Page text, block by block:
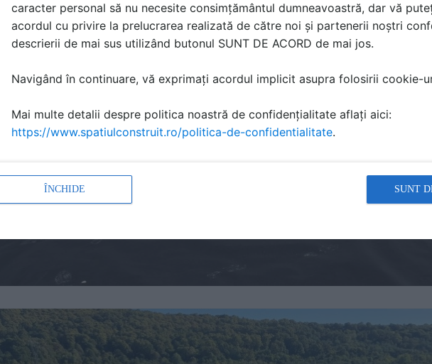
caracter personal să nu necesite consimțământul dumneavoastră, dar vă
acordul cu privire la prelucrarea realizată de către noi și partenerii noștri
descrierii de mai sus utilizând butonul SUNT DE ACORD de mai jos.
Navigând în continuare, vă exprimați acordul implicit asupra folosirii cookie-
Mai multe detalii despre politica noastră de confidențialitate aflați aici:
https://www.spatiulconstruit.ro/politica-de-confidentialitate.
ÎNCHIDE SUNT